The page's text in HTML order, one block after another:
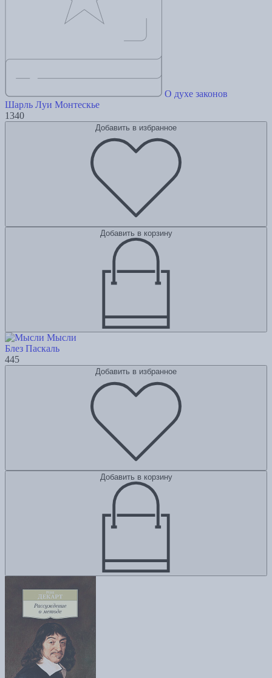
О духе законов
Шарль Луи Монтескье
1340
Добавить в избранное
Добавить в корзину
Мысли
Блез Паскаль
445
Добавить в избранное
Добавить в корзину